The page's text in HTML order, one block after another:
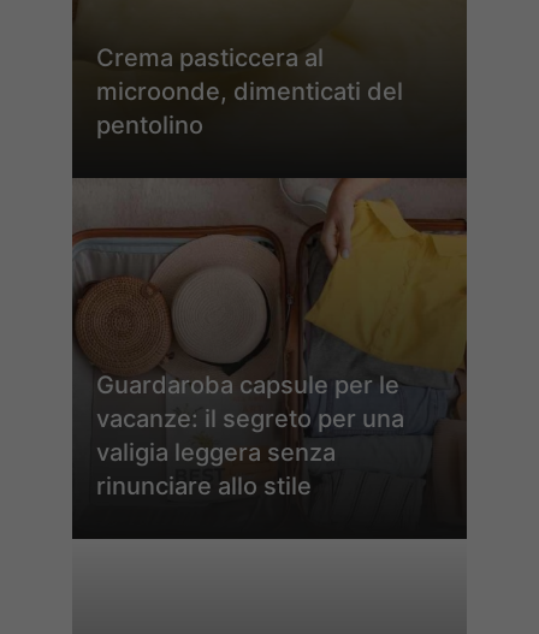
Crema pasticcera al
microonde, dimenticati del
pentolino
Guardaroba capsule per le
vacanze: il segreto per una
valigia leggera senza
rinunciare allo stile